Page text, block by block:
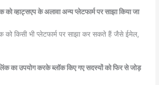
व्हाट्सएप के अलावा अन्य प्लेटफार्म पर साझा किया जा
को किसी भी प्लेटफार्म पर साझा कर सकते हैं जैसे ईमेल,
का उपयोग करके ब्लॉक किए गए सदस्यों को फिर से जोड़